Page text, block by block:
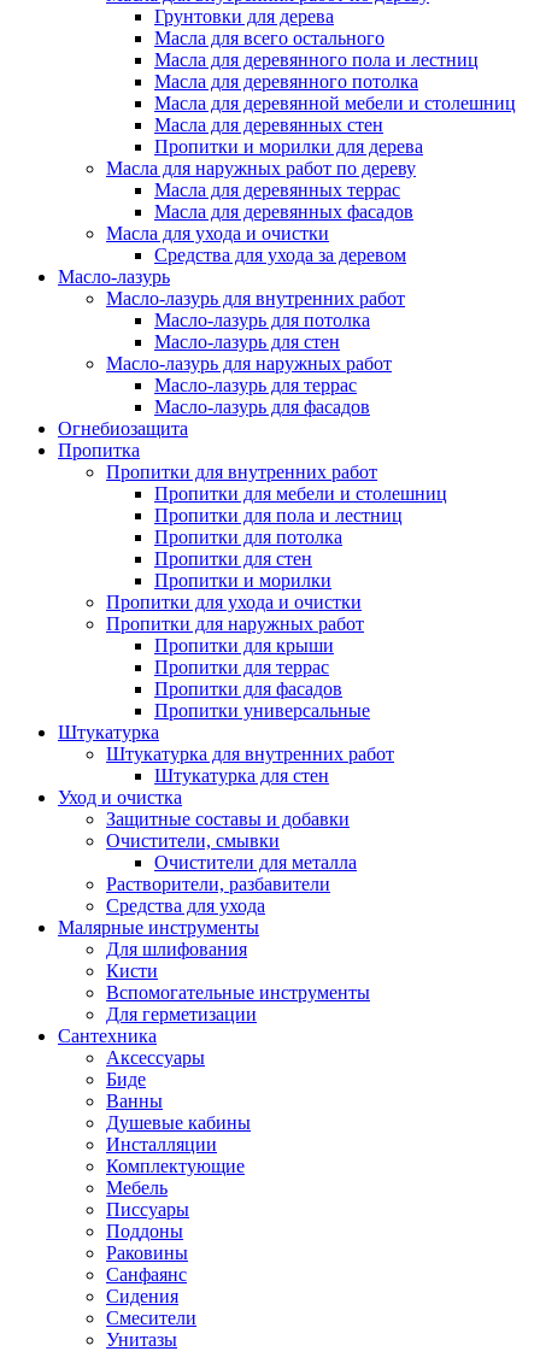
Грунтовки для дерева
Масла для всего остального
Масла для деревянного пола и лестниц
Масла для деревянного потолка
Масла для деревянной мебели и столешниц
Масла для деревянных стен
Пропитки и морилки для дерева
Масла для наружных работ по дереву
Масла для деревянных террас
Масла для деревянных фасадов
Масла для ухода и очистки
Средства для ухода за деревом
Масло-лазурь
Масло-лазурь для внутренних работ
Масло-лазурь для потолка
Масло-лазурь для стен
Масло-лазурь для наружных работ
Масло-лазурь для террас
Масло-лазурь для фасадов
Огнебиозащита
Пропитка
Пропитки для внутренних работ
Пропитки для мебели и столешниц
Пропитки для пола и лестниц
Пропитки для потолка
Пропитки для стен
Пропитки и морилки
Пропитки для ухода и очистки
Пропитки для наружных работ
Пропитки для крыши
Пропитки для террас
Пропитки для фасадов
Пропитки универсальные
Штукатурка
Штукатурка для внутренних работ
Штукатурка для стен
Уход и очистка
Защитные составы и добавки
Очистители, смывки
Очистители для металла
Растворители, разбавители
Средства для ухода
Малярные инструменты
Для шлифования
Кисти
Вспомогательные инструменты
Для герметизации
Сантехника
Аксессуары
Биде
Ванны
Душевые кабины
Инсталляции
Комплектующие
Мебель
Писсуары
Поддоны
Раковины
Санфаянс
Сидения
Смесители
Унитазы